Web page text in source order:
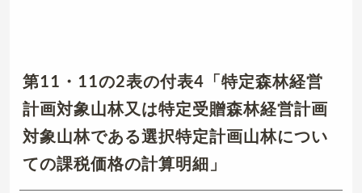
第11・11の2表の付表4「特定森林経営
計画対象山林又は特定受贈森林経営計画
対象山林である選択特定計画山林につい
ての課税価格の計算明細」